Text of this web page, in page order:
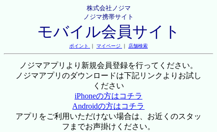
株式会社ノジマ
ノジマ携帯サイト
モバイル会員サイト
ポイント ｜ マイページ ｜ 店舗検索
ノジマアプリより新規会員登録を行ってください。
ノジマアプリのダウンロードは下記リンクよりお試し
ください
iPhoneの方はコチラ
Androidの方はコチラ
アプリをご利用いただけない場合は、お近くのスタッ
フまでお声掛けください。